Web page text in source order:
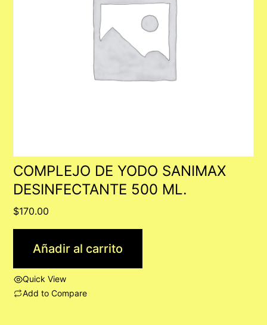
COMPLEJO DE YODO SANIMAX
DESINFECTANTE 500 ML.
$170.00
Añadir al carrito
Quick View
Add to Compare